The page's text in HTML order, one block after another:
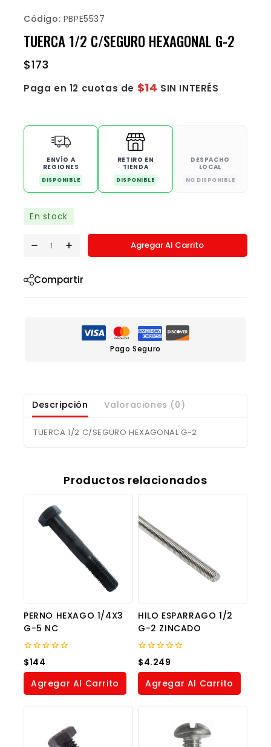
Código: PBPE5537
TUERCA 1/2 C/SEGURO HEXAGONAL G-2
$173
Paga en 12 cuotas de $14 SIN INTERÉS
ENVÍO A
REGIONES
DISPONIBLE
RETIRO EN
TIENDA
DISPONIBLE
DESPACHO
LOCAL
NO DISPONIBLE
En stock
Agregar Al Carrito
Compartir
Pago Seguro
Descripción Valoraciones (0)
TUERCA 1/2 C/SEGURO HEXAGONAL G-2
Productos relacionados
PERNO HEXAGO 1/4X3
G-5 NC
0
out
of
$144
Agregar Al Carrito
HILO ESPARRAGO 1/2
G-2 ZINCADO
0
out
of
$4.249
Agregar Al Carrito